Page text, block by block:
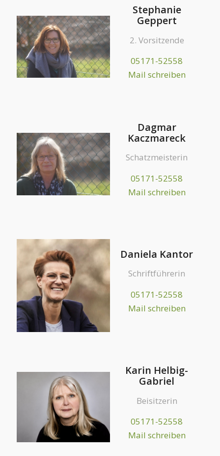
Stephanie
Geppert
2. Vorsitzende
05171-52558
Mail schreiben
Dagmar
Kaczmareck
Schatzmeisterin
05171-52558
Mail schreiben
Daniela Kantor
Schriftführerin
05171-52558
Mail schreiben
Karin Helbig-
Gabriel
Beisitzerin
05171-52558
Mail schreiben